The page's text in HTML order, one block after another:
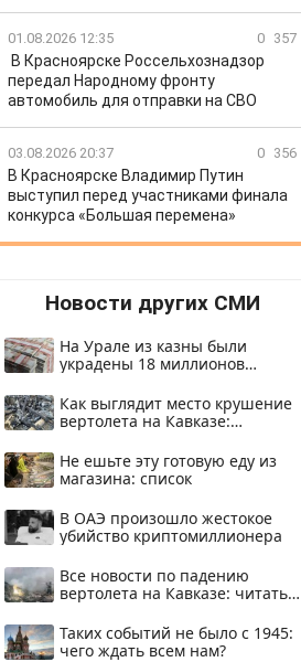
01.08.2026 12:35 0 357
В Красноярске Россельхознадзор
передал Народному фронту
автомобиль для отправки на СВО
03.08.2026 20:37 0 356
В Красноярске Владимир Путин
выступил перед участниками финала
конкурса «Большая перемена»
Новости других СМИ
На Урале из казны были
украдены 18 миллионов
Как выглядит место крушение
вертолета на Кавказе:
Не ешьте эту готовую еду из
магазина: список
В ОАЭ произошло жестокое
убийство криптомиллионера
Все новости по падению
вертолета на Кавказе: читать
Таких событий не было с 1945:
чего ждать всем нам?